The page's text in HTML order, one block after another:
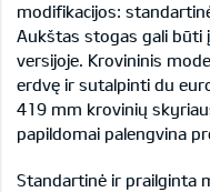
modifikacijos:
Aukštas stogas gali būti
versijoje. Krovininis
erdvę ir sutalpinti du
419 mm krovinių
papildomai palengvina
Standartinė ir prailginta